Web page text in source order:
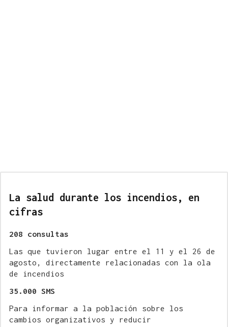
La salud durante los incendios, en
cifras
208 consultas
Las que tuvieron lugar entre el 11 y el 26 de
agosto, directamente relacionadas con la ola
de incendios
35.000 SMS
Para informar a la población sobre los
cambios organizativos y reducir